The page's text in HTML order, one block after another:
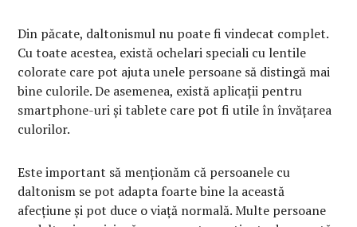
Din păcate, daltonismul nu poate fi vindecat complet.
Cu toate acestea, există ochelari speciali cu lentile
colorate care pot ajuta unele persoane să distingă mai
bine culorile. De asemenea, există aplicații pentru
smartphone-uri și tablete care pot fi utile în învățarea
culorilor.
Este important să menționăm că persoanele cu
daltonism se pot adapta foarte bine la această
afecțiune și pot duce o viață normală. Multe persoane